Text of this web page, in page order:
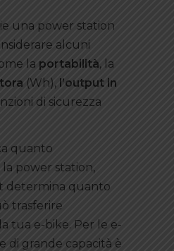
una power station
alcuni
la portabilità, la
(Wh), l’output in
di sicurezza
quanto
la power station,
determina quanto
trasferire
tua e-bike. Per le e-
di grande capacità è